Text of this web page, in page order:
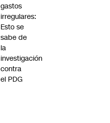
gastos
irregulares:
Esto se
sabe de
la
investigación
contra
el PDG